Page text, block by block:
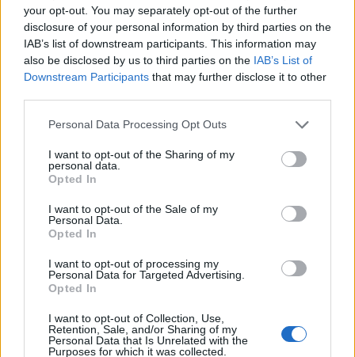
your opt-out. You may separately opt-out of the further
disclosure of your personal information by third parties on the
IAB’s list of downstream participants. This information may
also be disclosed by us to third parties on the IAB’s List of
Downstream Participants that may further disclose it to other
Personal Data Processing Opt Outs
I want to opt-out of the Sharing of my
personal data.
Opted In
I want to opt-out of the Sale of my
Personal Data.
Opted In
I want to opt-out of processing my
Personal Data for Targeted Advertising.
Opted In
I want to opt-out of Collection, Use,
Retention, Sale, and/or Sharing of my
Personal Data that Is Unrelated with the
Purposes for which it was collected.
και ισχυρό ανεκτέλεστο
συμβάσεων το πρώτο εξάμηνο
του 2026
07/08/26 12:09
Apollo Global Management:
δισ. δολαρίων - Η δήλωση του Sir
Στέλιου Χατζηιωάννου
Σαμοθράκη: Σε λειτουργία η
πλατφόρμα myBusinessSupport
06/08/26|18:07
δραστηριότητά του στην ΑΙ με
την απόκτηση πλειοψηφικού